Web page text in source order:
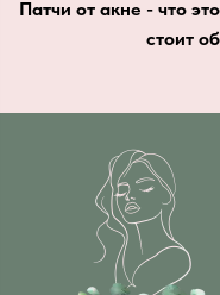
Патчи от акне - что
стоит